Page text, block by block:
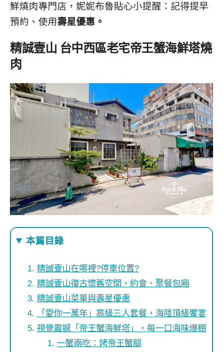
鮮燒肉專門店，妮妮布魯貼心小提醒：記得提早
預約、使用壽星優惠。
精誠壹山 台中西區老宅帝王蟹海鮮塔燒
肉
本篇目錄
精誠壹山在哪裡?停車位置?
精誠壹山復古懷舊空間，約會、聚餐包廂
精誠壹山菜單與壽星優惠
「愛你一萬年」高級三人套餐，海陸頂級饗宴
視覺震撼「帝王蟹海鮮塔」，每一口海味爆棚
一蟹兩吃：烤帝王蟹腳